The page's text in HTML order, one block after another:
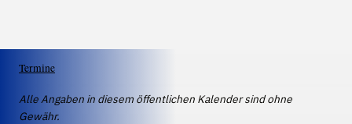
Termine
Alle Angaben in diesem öffentlichen Kalender sind ohne
Gewähr.